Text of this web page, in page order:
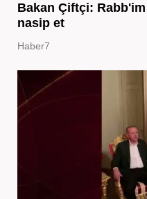
Bakan Çiftçi:
nasip et
Haber7